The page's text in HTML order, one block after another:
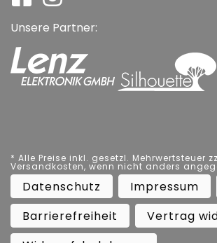
Unsere Partner:
* Alle Preise inkl. gesetzl. Mehrwertsteuer
Versandkosten, wenn nicht anders
Datenschutz Impressum
Barrierefreiheit
Vertrag